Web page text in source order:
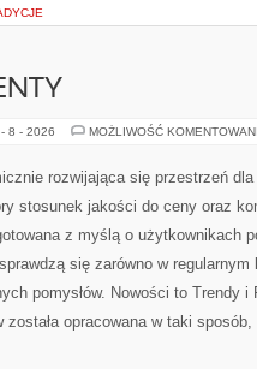
8 - 2026 MOŻLIWOŚĆ
rozwijająca się przestrzeń
stosunek jakości do ceny oraz
z myślą o użytkownikach
się zarówno w
pomysłów. Nowości to Trendy i
została opracowana w taki